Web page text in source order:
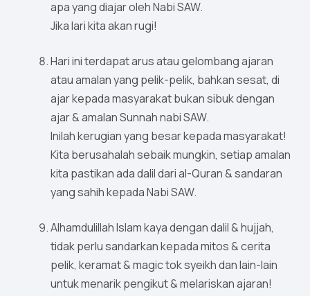
apa yang diajar oleh Nabi SAW.
Jika lari kita akan rugi!
Hari ini terdapat arus atau gelombang ajaran
atau amalan yang pelik-pelik, bahkan sesat, di
ajar kepada masyarakat bukan sibuk dengan
ajar & amalan Sunnah nabi SAW.
Inilah kerugian yang besar kepada masyarakat!
Kita berusahalah sebaik mungkin, setiap amalan
kita pastikan ada dalil dari al-Quran & sandaran
yang sahih kepada Nabi SAW.
Alhamdulillah Islam kaya dengan dalil & hujjah,
tidak perlu sandarkan kepada mitos & cerita
pelik, keramat & magic tok syeikh dan lain-lain
untuk menarik pengikut & melariskan ajaran!